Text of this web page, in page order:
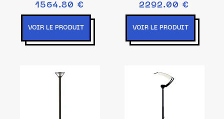
1564.80 €
VOIR LE PRODUIT
2292.00 €
VOIR LE PRODUIT